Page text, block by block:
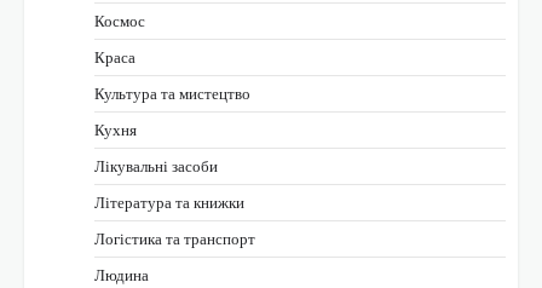
Космос
Краса
Культура та мистецтво
Кухня
Лікувальні засоби
Література та книжки
Логістика та транспорт
Людина